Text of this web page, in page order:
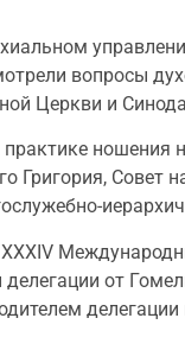
вопросы
Церкви и
ношения
Григория,
от
делегации